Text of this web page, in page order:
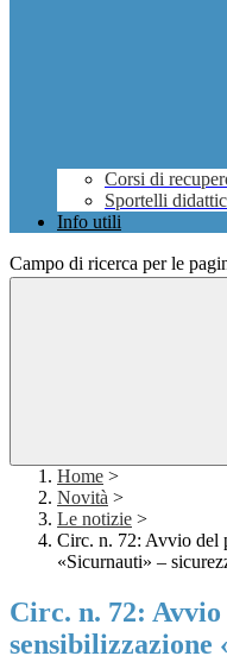
Corsi di
Sportelli
Info utili
Campo di ricerca per le
Home >
Novità >
Le notizie >
Circ. n. 72: Avvio del
«Sicurnauti» –
Circ. n. 72:
sensibilizzazione